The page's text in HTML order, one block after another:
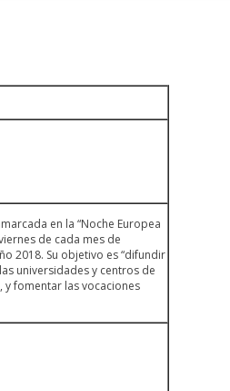
en la “Noche Europea
de cada mes de
2018. Su objetivo es “difundir
universidades y centros de
y fomentar las vocaciones